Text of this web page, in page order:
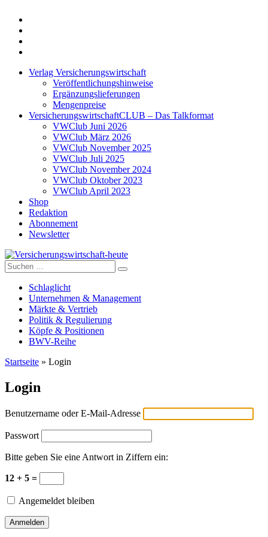
Verlag Versicherungswirtschaft
Veröffentlichungshinweise
Ergänzungslieferungen
Mengenpreise
VersicherungswirtschaftCLUB – Das Talkformat
VWClub Juni 2026
VWClub März 2026
VWClub November 2025
VWClub Juli 2025
VWClub November 2024
VWClub Oktober 2023
VWClub April 2023
Shop
Redaktion
Abonnement
Newsletter
Versicherungswirtschaft-heute
Suche
nach:
Schlaglicht
Unternehmen & Management
Märkte & Vertrieb
Politik & Regulierung
Köpfe & Positionen
BWV-Reihe
Startseite » Login
Login
Benutzername oder E-Mail-Adresse
Passwort
Bitte geben Sie eine Antwort in Ziffern ein:
12 + 5 =
Angemeldet bleiben